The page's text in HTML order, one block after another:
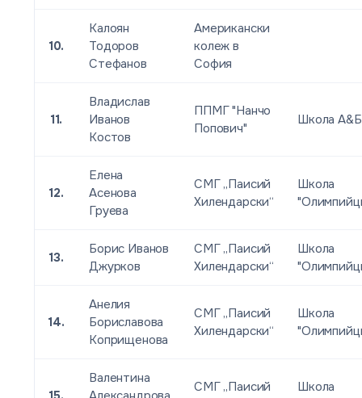
10.
Калоян
Тодоров
Стефанов
Американски
колеж в
София
11.
Владислав
Иванов
Костов
ППМГ "Нанчо
Попович"
Школа А&Б
12.
Елена
Асенова
Груева
СМГ „Паисий
Хилендарски“
Школа
13.
Борис Иванов
Джурков
СМГ „Паисий
Хилендарски“
Школа
14.
Анелия
Бориславова
Коприщенова
СМГ „Паисий
Хилендарски“
Школа
Валентина
СМГ „Паисий
Школа